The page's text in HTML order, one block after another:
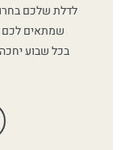
לדלת שלכם
שמתאים לכם
בכל שבוע